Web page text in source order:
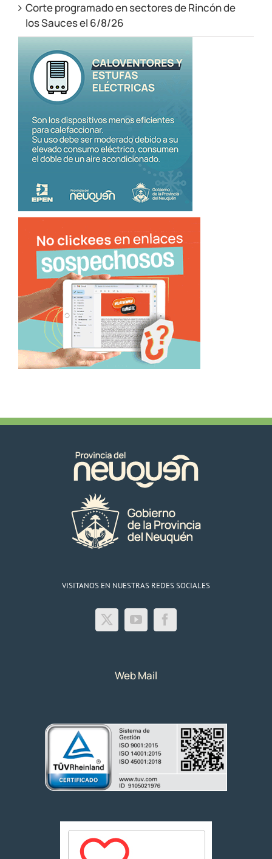
Corte programado en sectores de Rincón de
los Sauces el 6/8/26
VISITANOS EN NUESTRAS REDES SOCIALES
Web Mail